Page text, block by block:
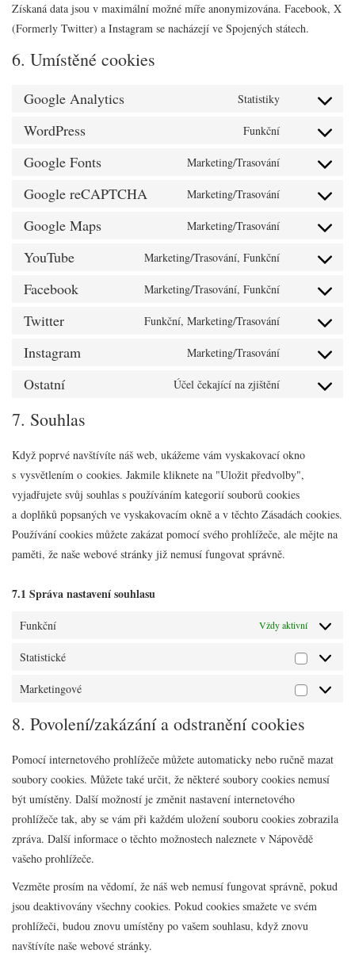
Získaná data jsou v maximální možné míře anonymizována. Facebook, X
(Formerly Twitter) a Instagram se nacházejí ve Spojených státech.
6. Umístěné cookies
Google Analytics Statistiky
Consent
google-
WordPress Funkční
Consent
wordpress
Google Fonts Marketing/Trasování
Consent
google-
Google reCAPTCHA Marketing/Trasování
Consent
google-
Google Maps Marketing/Trasování
Consent
google-
YouTube Marketing/Trasování, Funkční
Consent
youtube
Facebook Marketing/Trasování, Funkční
Consent
facebook
Twitter Funkční, Marketing/Trasování
Consent
twitter
Instagram Marketing/Trasování
Consent
Ostatní Účel čekající na zjištění
Consent
ostatní
7. Souhlas
Když poprvé navštívíte náš web, ukážeme vám vyskakovací okno
s vysvětlením o cookies. Jakmile kliknete na "Uložit předvolby",
vyjadřujete svůj souhlas s používáním kategorií souborů cookies
a doplňků popsaných ve vyskakovacím okně a v těchto Zásadách cookies.
Používání cookies můžete zakázat pomocí svého prohlížeče, ale mějte na
paměti, že naše webové stránky již nemusí fungovat správně.
7.1 Správa nastavení souhlasu
Funkční Vždy aktivní
Statistické
Marketingové
8. Povolení/zakázání a odstranění cookies
Pomocí internetového prohlížeče můžete automaticky nebo ručně mazat
soubory cookies. Můžete také určit, že některé soubory cookies nemusí
být umístěny. Další možností je změnit nastavení internetového
prohlížeče tak, aby se vám při každém uložení souboru cookies zobrazila
zpráva. Další informace o těchto možnostech naleznete v Nápovědě
vašeho prohlížeče.
Vezměte prosím na vědomí, že náš web nemusí fungovat správně, pokud
jsou deaktivovány všechny cookies. Pokud cookies smažete ve svém
prohlížeči, budou znovu umístěny po vašem souhlasu, když znovu
navštívíte naše webové stránky.